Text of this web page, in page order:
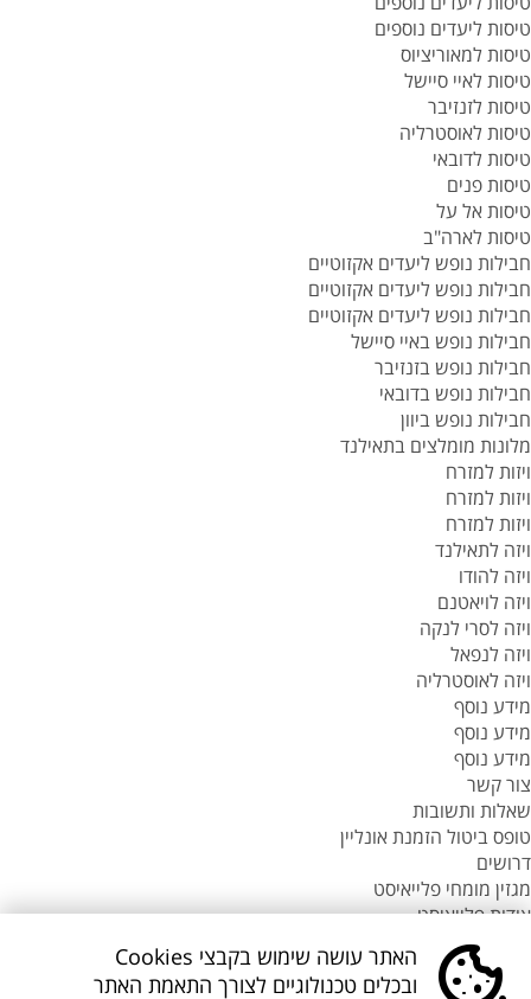
טיסות ליעדים נוספים
טיסות למאוריציוס
טיסות לאיי סיישל
טיסות לזנזיבר
טיסות לאוסטרליה
טיסות לדובאי
טיסות פנים
טיסות אל על
טיסות לארה"ב
חבילות נופש ליעדים אקזוטיים
חבילות נופש ליעדים אקזוטיים
חבילות נופש ליעדים אקזוטיים
חבילות נופש באיי סיישל
חבילות נופש בזנזיבר
חבילות נופש בדובאי
חבילות נופש ביוון
מלונות מומלצים בתאילנד
ויזות למזרח
ויזות למזרח
ויזות למזרח
ויזה לתאילנד
ויזה להודו
ויזה לויאטנם
ויזה לסרי לנקה
ויזה לנפאל
ויזה לאוסטרליה
מידע נוסף
מידע נוסף
מידע נוסף
צור קשר
שאלות ותשובות
טופס ביטול הזמנת אונליין
דרושים
מגזין מומחי פלייאיסט
אודות פלייאיסט
סניפי flyeast בעולם
סניפי flyeast בעולם
האתר עושה שימוש בקבצי Cookies
ובכלים טכנולוגיים לצורך התאמת האתר